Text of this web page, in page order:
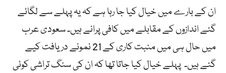
ان کے بارے میں خیال کیا جا رہا ہے کہ یہ پہلے سے لگائے
گئے اندازوں کے مقابلے میں کافی پرانے ہیں۔ سعودی عرب
میں حال ہی میں منبت کاری کے 21 نمونے دریافت کیے
گئے ہیں۔ پہلے خیال کیا جاتا تھا کہ ان کی سنگ تراشی کوئی